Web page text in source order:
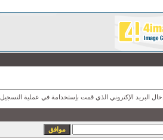
البريد الإكتروني الذي قمت بإستخدامة في عملية التسجيل.